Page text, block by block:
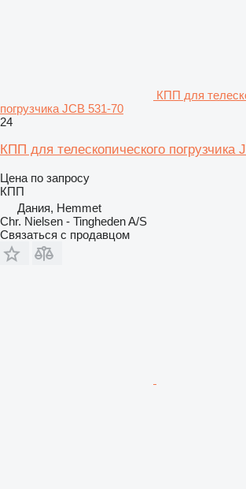
КПП для
погрузчика JCB 531-70
24
КПП для телескопического погрузчика
Цена по запросу
КПП
Дания, Hemmet
Chr. Nielsen - Tingheden A/S
Связаться с продавцом